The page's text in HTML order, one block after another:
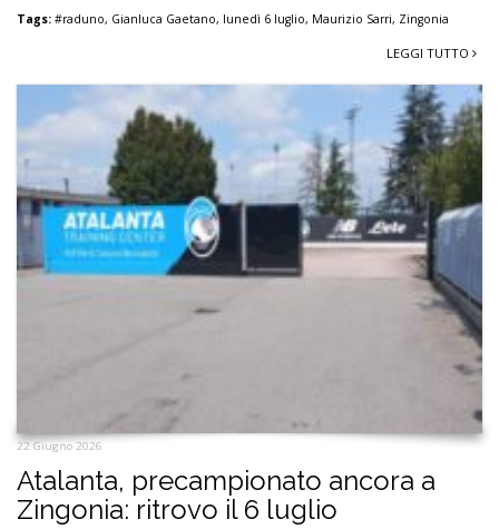
Tags: #raduno, Gianluca Gaetano, lunedì 6 luglio, Maurizio Sarri, Zingonia
LEGGI TUTTO
22 Giugno 2026
Atalanta, precampionato ancora a
Zingonia: ritrovo il 6 luglio